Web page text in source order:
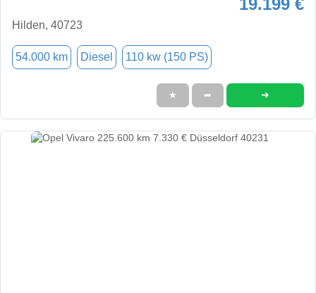
Hilden, 40723
54.000 km Diesel 110 kw (150 PS)
★ ➦ ➜